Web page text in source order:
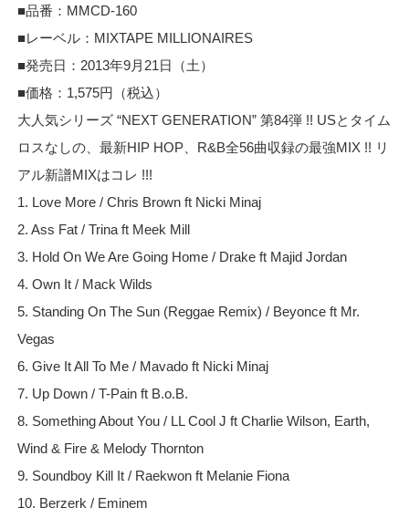
■品番：MMCD-160
■レーベル：MIXTAPE MILLIONAIRES
■発売日：2013年9月21日（土）
■価格：1,575円（税込）
大人気シリーズ “NEXT GENERATION” 第84弾 !! USとタイム
ロスなしの、最新HIP HOP、R&B全56曲収録の最強MIX !! リ
アル新譜MIXはコレ !!!
1. Love More / Chris Brown ft Nicki Minaj
2. Ass Fat / Trina ft Meek Mill
3. Hold On We Are Going Home / Drake ft Majid Jordan
4. Own It / Mack Wilds
5. Standing On The Sun (Reggae Remix) / Beyonce ft Mr.
Vegas
6. Give It All To Me / Mavado ft Nicki Minaj
7. Up Down / T-Pain ft B.o.B.
8. Something About You / LL Cool J ft Charlie Wilson, Earth,
Wind & Fire & Melody Thornton
9. Soundboy Kill It / Raekwon ft Melanie Fiona
10. Berzerk / Eminem